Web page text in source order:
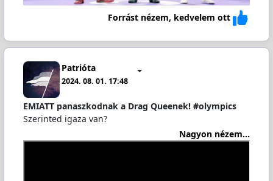
Forrást nézem, kedvelem ott
Patrióta
2024. 08. 01. 17:48
EMIATT panaszkodnak a Drag Queenek! #olympics
Szerinted igaza van?
Nagyon nézem...